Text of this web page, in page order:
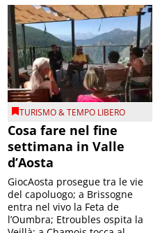
TURISMO & TEMPO LIBERO
Cosa fare nel fine
settimana in Valle
d’Aosta
GiocAosta prosegue tra le vie
del capoluogo; a Brissogne
entra nel vivo la Feta de
l’Oumbra; Etroubles ospita la